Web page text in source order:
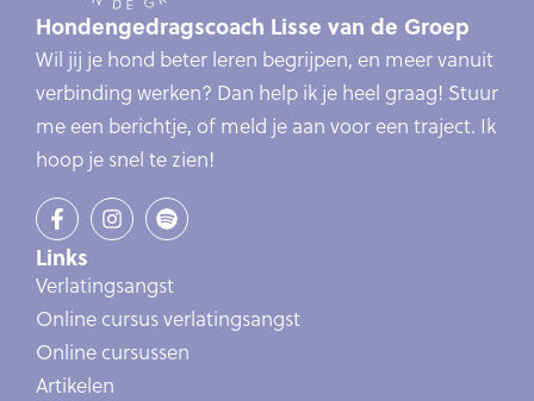
Hondengedragscoach Lisse van de Groep
Wil jij je hond beter leren begrijpen, en meer vanuit
verbinding werken? Dan help ik je heel graag! Stuur
me een berichtje, of meld je aan voor een traject. Ik
hoop je snel te zien!
Links
Verlatingsangst
Online cursus verlatingsangst
Online cursussen
Artikelen